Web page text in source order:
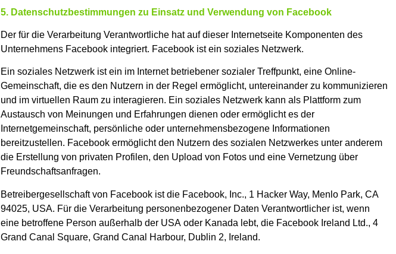
5. Datenschutzbestimmungen zu Einsatz und Verwendung von Facebook
Der für die Verarbeitung Verantwortliche hat auf dieser Internetseite Komponenten des
Unternehmens Facebook integriert. Facebook ist ein soziales Netzwerk.
Ein soziales Netzwerk ist ein im Internet betriebener sozialer Treffpunkt, eine Online-
Gemeinschaft, die es den Nutzern in der Regel ermöglicht, untereinander zu kommunizieren
und im virtuellen Raum zu interagieren. Ein soziales Netzwerk kann als Plattform zum
Austausch von Meinungen und Erfahrungen dienen oder ermöglicht es der
Internetgemeinschaft, persönliche oder unternehmensbezogene Informationen
bereitzustellen. Facebook ermöglicht den Nutzern des sozialen Netzwerkes unter anderem
die Erstellung von privaten Profilen, den Upload von Fotos und eine Vernetzung über
Freundschaftsanfragen.
Betreibergesellschaft von Facebook ist die Facebook, Inc., 1 Hacker Way, Menlo Park, CA
94025, USA. Für die Verarbeitung personenbezogener Daten Verantwortlicher ist, wenn
eine betroffene Person außerhalb der USA oder Kanada lebt, die Facebook Ireland Ltd., 4
Grand Canal Square, Grand Canal Harbour, Dublin 2, Ireland.